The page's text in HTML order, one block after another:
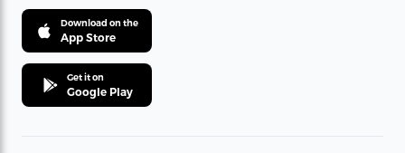
Download on the
App Store
Get it on
Google Play